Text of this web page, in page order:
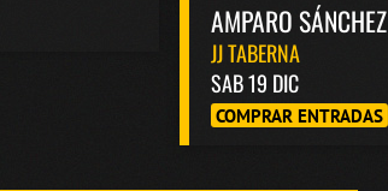
AMPARO SÁNCHEZ
JJ TABERNA
SAB 19 DIC
COMPRAR ENTRADAS